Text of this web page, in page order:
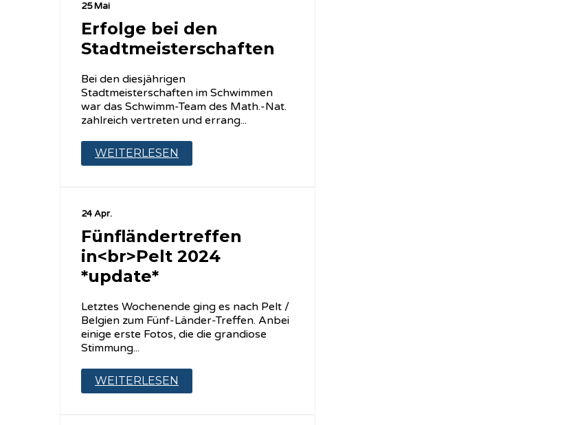
25 Mai
Erfolge bei den
Stadtmeisterschaften
Bei den diesjährigen
Stadtmeisterschaften im Schwimmen
war das Schwimm-Team des Math.-Nat.
zahlreich vertreten und errang...
WEITERLESEN
24 Apr.
Fünfländertreffen
in<br>Pelt 2024
*update*
Letztes Wochenende ging es nach Pelt /
Belgien zum Fünf-Länder-Treffen. Anbei
einige erste Fotos, die die grandiose
Stimmung...
WEITERLESEN